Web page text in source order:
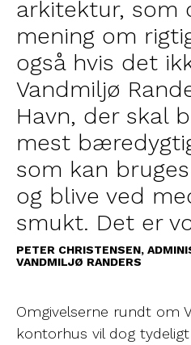
arkitektur, som
mening om
også hvis det
Vandmiljø
Havn, der skal
mest
som kan
og blive ved
smukt. Det er
PETER CHRISTENSEN,
VANDMILJØ RANDERS
Omgivelserne rundt om
kontorhus vil dog